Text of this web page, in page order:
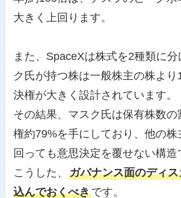
大きく上回ります。
また、SpaceXは株式を2種類に
ク氏が持つ株は一般株主の株よ
決権が大きく設計されています。
その結果、マスク氏は保有株数
権約79%を手にしており、他の株
回っても意思決定を覆せない構造
こうした、ガバナンス面のディ
込んでおくべきです。